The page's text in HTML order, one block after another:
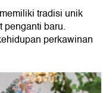
tradisi unik
penganti baru.
perkawinan